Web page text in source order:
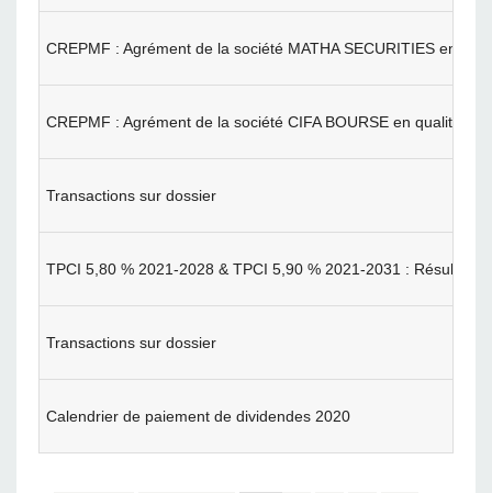
CREPMF : Agrément de la société MATHA SECURITIES en
CREPMF : Agrément de la société CIFA BOURSE en qualité
Transactions sur dossier
TPCI 5,80 % 2021-2028 & TPCI 5,90 % 2021-2031 : Résultats
Transactions sur dossier
Calendrier de paiement de dividendes 2020